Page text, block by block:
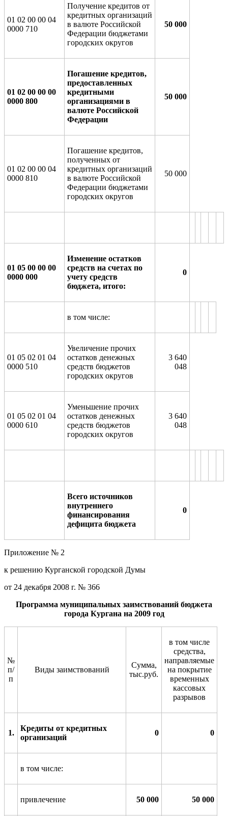
01 02 00 00 04
0000 710
Получение кредитов от
кредитных организаций
в валюте Российской
Федерации бюджетами
городских округов
50 000
01 02 00 00 00
0000 800
Погашение кредитов,
предоставленных
кредитными
организациями в
валюте Российской
Федерации
50 000
01 02 00 00 04
0000 810
Погашение кредитов,
полученных от
кредитных организаций
в валюте Российской
Федерации бюджетами
городских округов
50 000
01 05 00 00 00
0000 000
Изменение остатков
средств на счетах по
учету средств
бюджета, итого:
0
в том числе:
01 05 02 01 04
0000 510
Увеличение прочих
остатков денежных
средств бюджетов
городских округов
3 640
048
01 05 02 01 04
0000 610
Уменьшение прочих
остатков денежных
средств бюджетов
городских округов
3 640
048
Всего источников
внутреннего
финансирования
дефицита бюджета
0
Приложение № 2
к решению Курганской городской Думы
от 24 декабря 2008 г. № 366
Программа муниципальных заимствований бюджета
города Кургана на 2009 год
№
п/
п
Виды заимствований
Сумма,
тыс.руб.
в том числе
средства,
направляемые
на покрытие
временных
кассовых
разрывов
1.
Кредиты от кредитных
организаций
0 0
в том числе:
привлечение 50 000 50 000